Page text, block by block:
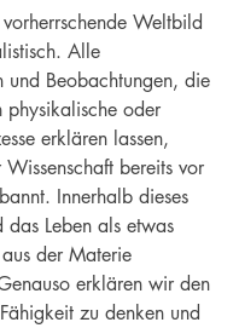
Weltbild
Alle
und Beobachtungen, die
physikalische oder
erklären lassen,
bereits vor
Innerhalb dieses
Leben als etwas
der Materie
erklären wir den
zu denken und